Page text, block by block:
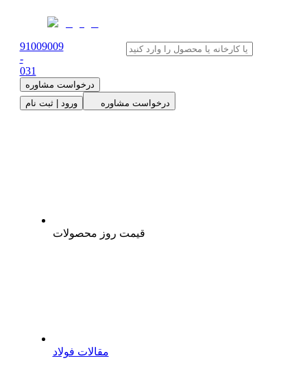
91009009
-
031
درخواست مشاوره
ورود | ثبت نام
درخواست مشاوره
قیمت روز محصولات
مقالات فولاد